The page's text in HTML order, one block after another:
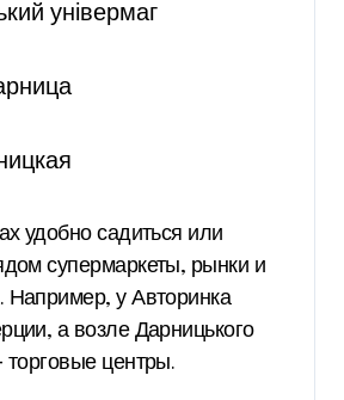
універмаг
удобно садиться или
супермаркеты, рынки и
у Авторинка
а возле Дарницького
торговые центры.